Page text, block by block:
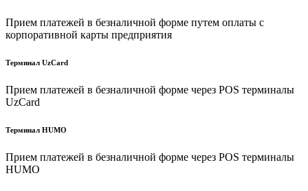
Прием платежей в безналичной форме путем оплаты с
корпоративной карты предприятия
Терминал UzCard
Прием платежей в безналичной форме через POS терминалы
UzCard
Терминал HUMO
Прием платежей в безналичной форме через POS терминалы
HUMO